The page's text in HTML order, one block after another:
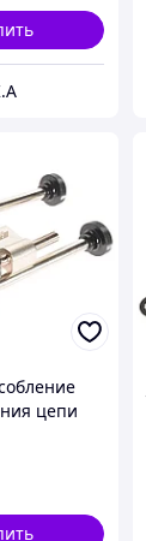
цепи